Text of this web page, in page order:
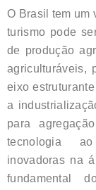
O Brasil tem um
turismo pode
de produção
agriculturáveis,
eixo
a
para
tecnologia
inovadoras na
fundamental